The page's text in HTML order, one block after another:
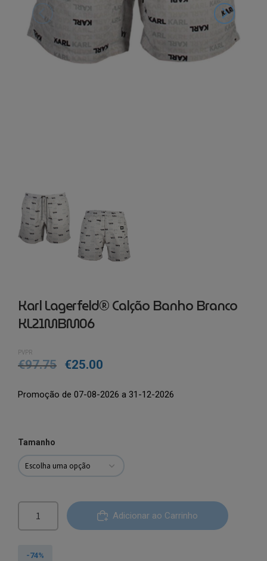
Karl Lagerfeld® Calção Banho Branco
KL21MBM06
PVPR
€97.75 €25.00
Promoção de 07-08-2026 a 31-12-2026
Tamanho
Lagerfeld®
Adicionar ao Carrinho
-74%